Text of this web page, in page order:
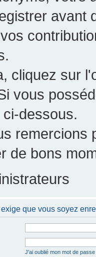
avant
cliquez sur
vous
dessous.
remercions
de bons
que vous soyez
J'ai oublié mon mot de passe